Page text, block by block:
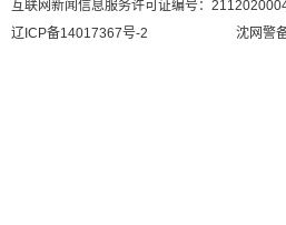
互联网新闻信息服务许可证编号：
辽ICP备14017367号-2
沈网警